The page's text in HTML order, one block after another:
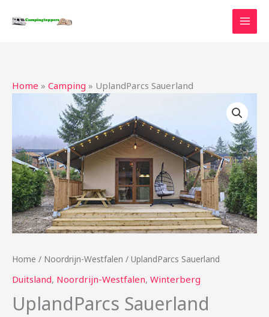
naar
Home » Camping » UplandParcs Sauerland
Home / Noordrijn-Westfalen / UplandParcs Sauerland
Duitsland, Noordrijn-Westfalen, Winterberg
UplandParcs Sauerland